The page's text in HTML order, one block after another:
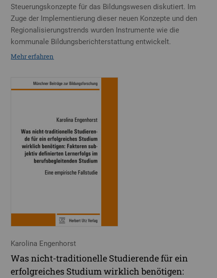
Steuerungskonzepte für das Bildungswesen diskutiert. Im
Zuge der Implementierung dieser neuen Konzepte und den
Regionalisierungstrends wurden Instrumente wie die
kommunale Bildungsberichterstattung entwickelt.
Mehr erfahren
Karolina Engenhorst
Was nicht-traditionelle Studierende für ein
erfolgreiches Studium wirklich benötigen: